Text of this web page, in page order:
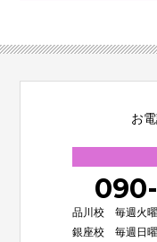
お
品川校 毎週火曜
銀座校 毎週日曜